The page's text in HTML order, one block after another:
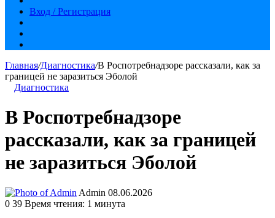
статья
Вход / Регистрация
Главная/Диагностика/В Роспотребнадзоре рассказали, как за
границей не заразиться Эболой
Диагностика
В Роспотребнадзоре
рассказали, как за границей
не заразиться Эболой
Admin Send
an
08.06.2026
0 39 Время чтения: 1 минута